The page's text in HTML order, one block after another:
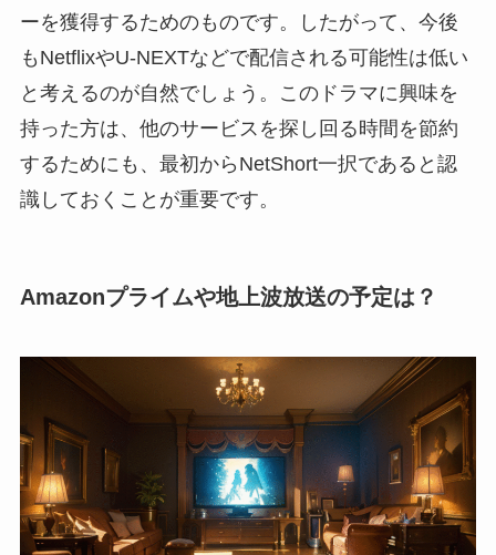
ーを獲得するためのものです。したがって、今後
もNetflixやU-NEXTなどで配信される可能性は低い
と考えるのが自然でしょう。このドラマに興味を
持った方は、他のサービスを探し回る時間を節約
するためにも、最初からNetShort一択であると認
識しておくことが重要です。
Amazonプライムや地上波放送の予定は？